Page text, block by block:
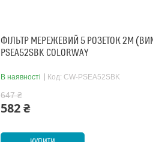
ФІЛЬТР МЕРЕЖЕВИЙ 5 РОЗЕТОК 2М
PSEA52SBK COLORWAY
В наявності Код: CW-PSEA52SBK
647 ₴
582 ₴